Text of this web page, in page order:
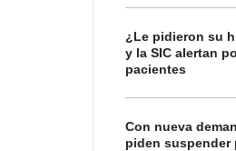
¿Le pidieron su
y la SIC alertan
pacientes
Con nueva
piden suspender